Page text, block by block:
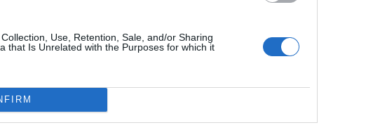
Use, Retention, Sale, and/or Sharing
that Is Unrelated with the Purposes for which it
tartalmazza:
2 év napon belüli